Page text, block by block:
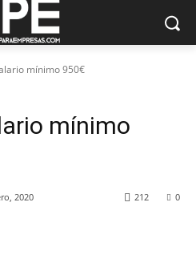
mínimo 950€
mínimo
2020 0
212